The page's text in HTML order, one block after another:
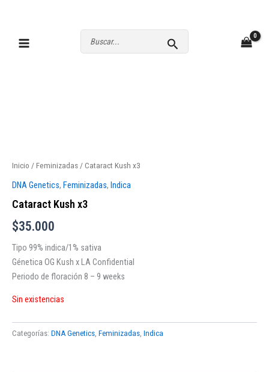
por:
Inicio / Feminizadas / Cataract Kush x3
DNA Genetics, Feminizadas, Indica
Cataract Kush x3
$35.000
Tipo 99% indica/1% sativa
Génetica OG Kush x LA Confidential
Periodo de floración 8 – 9 weeks
Sin existencias
Categorías: DNA Genetics Feminizadas Indica